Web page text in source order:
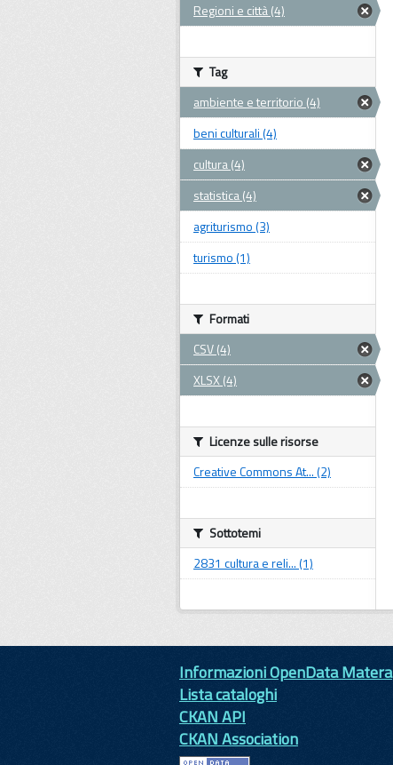
Regioni e città (4)
Tag
ambiente e territorio (4)
beni culturali (4)
cultura (4)
statistica (4)
agriturismo (3)
turismo (1)
Formati
CSV (4)
XLSX (4)
Licenze sulle risorse
Creative Commons At... (2)
Sottotemi
2831 cultura e reli... (1)
Informazioni OpenData Matera
Lista cataloghi
CKAN API
CKAN Association